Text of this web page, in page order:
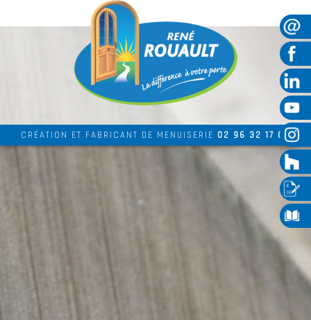
CRÉATION ET FABRICANT DE MENUISERIE 02 96 32 17 69